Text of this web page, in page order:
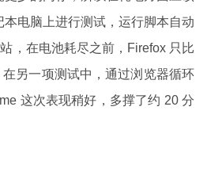
电脑上进行测试，运行脚本自动
，在电池耗尽之前，Firefox 只比
另一项测试中，通过浏览器循环
这次表现稍好，多撑了约 20 分